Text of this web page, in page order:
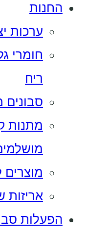
החנות
ערכות
חומרי
ריח
סבונים
מתנות
מוצרים
אריזות
הפעלות